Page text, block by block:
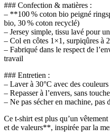
### Confection & matières :
– **100 % coton bio peigné
bio, 30 % coton recyclé)
– Jersey simple, tissu lavé pour
– Col en côtes 1×1, surpiqûres à
– Fabriqué dans le respect de
travail
### Entretien :
– Laver à 30°C avec des
– Repasser à l’envers, sans
– Ne pas sécher en machine, pas
Ce t-shirt est plus qu’un
et de valeurs**, inspirée par la